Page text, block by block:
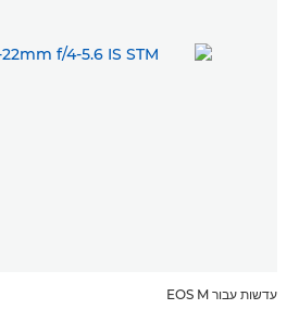
עדשות עבור EOS M